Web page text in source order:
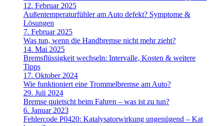
12. Februar 2025
Außentemperaturfühler am Auto defekt? Symptome &
Lösungen
7. Februar 2025
Was tun, wenn die Handbremse nicht mehr zieht?
14. Mai 2025
Bremsflüssigkeit wechseln: Intervalle, Kosten & weitere
Tipps
17. Oktober 2024
Wie funktioniert eine Trommelbremse am Auto?
29. Juli 2024
Bremse quietscht beim Fahren – was ist zu tun?
6. Januar 2023
Fehlercode P0420: Katalysatorwirkung ungenügend – Kat